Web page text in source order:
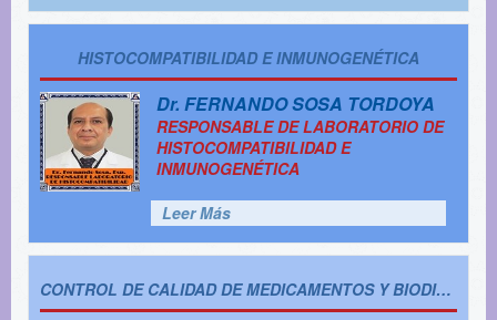
HISTOCOMPATIBILIDAD E INMUNOGENÉTICA
Dr. FERNANDO SOSA TORDOYA
RESPONSABLE DE LABORATORIO DE
HISTOCOMPATIBILIDAD E
INMUNOGENÉTICA
Leer Más
CONTROL DE CALIDAD DE MEDICAMENTOS Y BIODISPONIBILIDAD